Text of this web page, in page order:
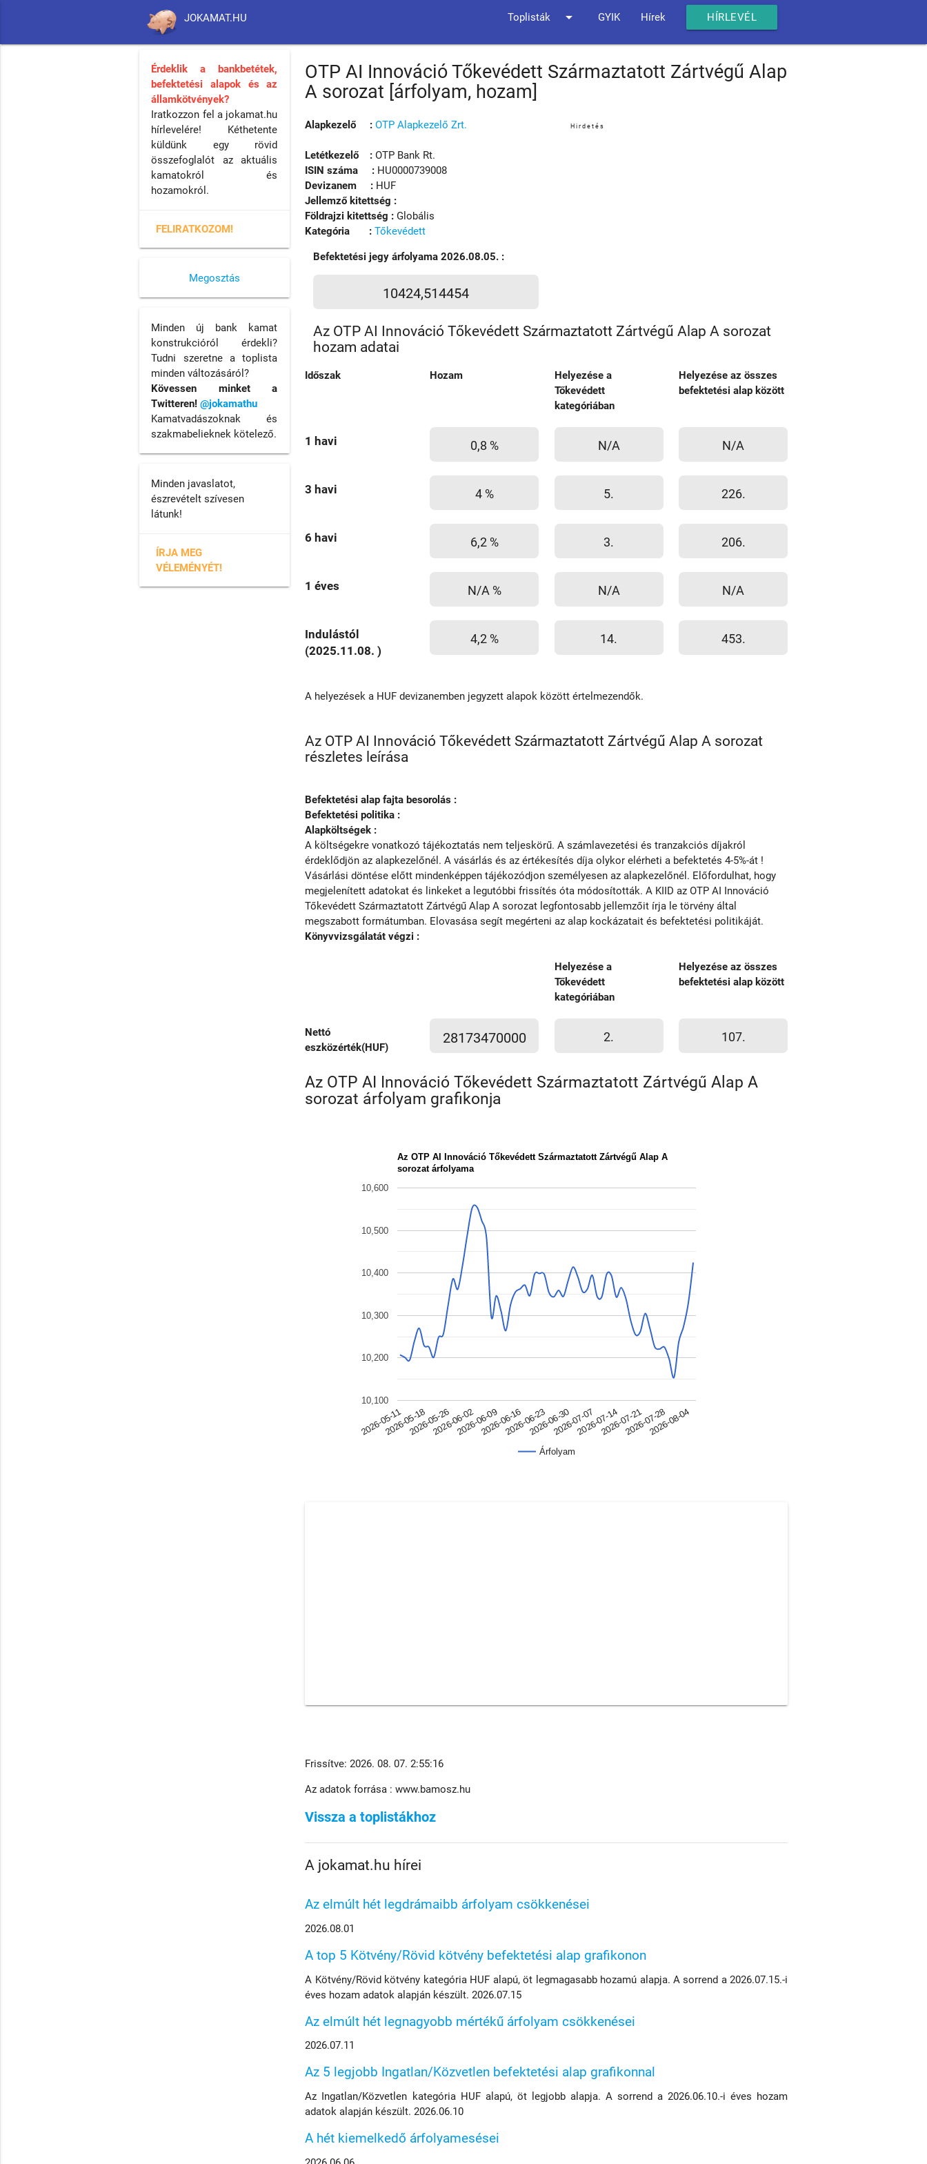
JOKAMAT.HU Toplisták arrow_drop_down GYIK Hírek HÍRLEVÉL
OTP AI Innováció Tőkevédett Származtatott Zártvégű Alap
A sorozat [árfolyam, hozam]
Hirdetés
Alapkezelő : OTP Alapkezelő Zrt.
Letétkezelő : OTP Bank Rt.
ISIN száma : HU0000739008
Devizanem : HUF
Jellemző kitettség :
Földrajzi kitettség :Globális
Kategória : Tőkevédett
Befektetési jegy árfolyama 2026.08.05. :
10424,514454
Az OTP AI Innováció Tőkevédett Származtatott Zártvégű Alap A sorozat
hozam adatai
Időszak Hozam
Helyezése a
Tőkevédett
kategóriában
Helyezése az összes
befektetési alap között
1 havi 0,8 % N/A N/A
3 havi 4 % 5. 226.
6 havi 6,2 % 3. 206.
1 éves N/A % N/A N/A
Indulástól
(2025.11.08. )
4,2 % 14. 453.
A helyezések a HUF devizanemben jegyzett alapok között értelmezendők.
Az OTP AI Innováció Tőkevédett Származtatott Zártvégű Alap A sorozat
részletes leírása
Befektetési alap fajta besorolás :
Befektetési politika :
Alapköltségek :
A költségekre vonatkozó tájékoztatás nem teljeskörű. A számlavezetési és tranzakciós díjakról
érdeklődjön az alapkezelőnél. A vásárlás és az értékesítés díja olykor elérheti a befektetés 4-5%-át !
Vásárlási döntése előtt mindenképpen tájékozódjon személyesen az alapkezelőnél. Előfordulhat, hogy
megjelenített adatokat és linkeket a legutóbbi frissítés óta módosították. A KIID az OTP AI Innováció
Tőkevédett Származtatott Zártvégű Alap A sorozat legfontosabb jellemzőit írja le törvény által
megszabott formátumban. Elovasása segít megérteni az alap kockázatait és befektetési politikáját.
Könyvvizsgálatát végzi :
Helyezése a
Tőkevédett
kategóriában
Helyezése az összes
befektetési alap között
Nettó
eszközérték(HUF)
28173470000 2. 107.
Az OTP AI Innováció Tőkevédett Származtatott Zártvégű Alap A
sorozat árfolyam grafikonja
Az OTP AI Innováció Tőkevédett Származtatott Zártvégű Alap A
sorozat árfolyama
Árfolyam
2026-05-112026-05-182026-05-262026-06-022026-06-092026-06-162026-06-232026-06-302026-07-072026-07-142026-07-212026-07-282026-08-04
10,100
10,200
10,300
10,400
10,500
10,600
Frissítve: 2026. 08. 07. 2:55:16
Az adatok forrása : www.bamosz.hu
Vissza a toplistákhoz
A jokamat.hu hírei
Az elmúlt hét legdrámaibb árfolyam csökkenései
2026.08.01
A top 5 Kötvény/Rövid kötvény befektetési alap grafikonon
A Kötvény/Rövid kötvény kategória HUF alapú, öt legmagasabb hozamú alapja. A sorrend a 2026.07.15.-i
éves hozam adatok alapján készült. 2026.07.15
Az elmúlt hét legnagyobb mértékű árfolyam csökkenései
2026.07.11
Az 5 legjobb Ingatlan/Közvetlen befektetési alap grafikonnal
Az Ingatlan/Közvetlen kategória HUF alapú, öt legjobb alapja. A sorrend a 2026.06.10.-i éves hozam
adatok alapján készült. 2026.06.10
A hét kiemelkedő árfolyamesései
Érdeklik a bankbetétek,
befektetési alapok és az
államkötvények?
Iratkozzon fel a jokamat.hu
hírlevelére! Kéthetente
küldünk egy rövid
összefoglalót az aktuális
kamatokról és
hozamokról.
FELIRATKOZOM!
Megosztás
Minden új bank kamat
konstrukcióról érdekli?
Tudni szeretne a toplista
minden változásáról?
Kövessen minket a
Twitteren!@jokamathu
Kamatvadászoknak és
szakmabelieknek kötelező.
Minden javaslatot,
észrevételt szívesen
látunk!
ÍRJA MEG
VÉLEMÉNYÉT!